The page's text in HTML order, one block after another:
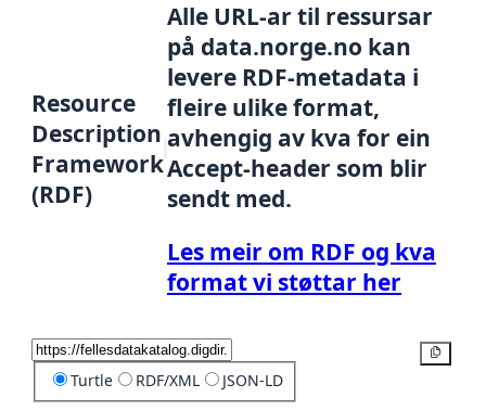
Resource
Description
Framework
(RDF)
Alle URL-ar til ressursar
på data.norge.no kan
levere RDF-metadata i
fleire ulike format,
avhengig av kva for ein
Accept-header som blir
sendt med.
Les meir om RDF og kva
format vi støttar her
Turtle RDF/XML JSON-LD